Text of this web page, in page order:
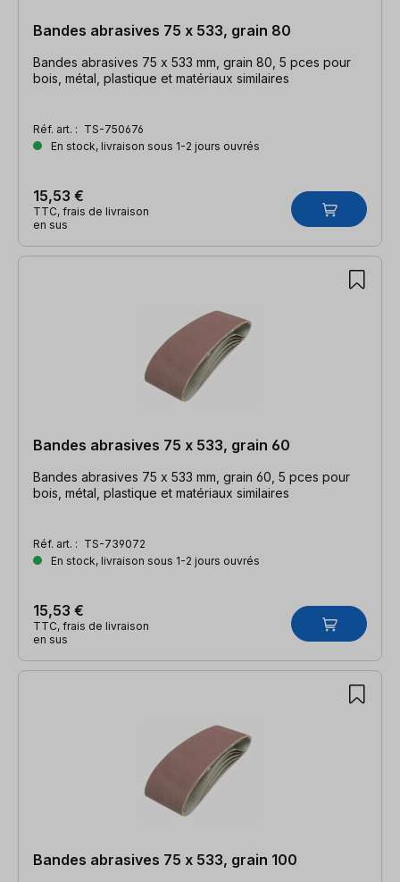
Bandes abrasives 75 x 533, grain 80
Bandes abrasives 75 x 533 mm, grain 80, 5 pces pour
bois, métal, plastique et matériaux similaires
Réf. art. : TS-750676
En stock, livraison sous 1-2 jours ouvrés
15,53 €
TTC, frais de livraison
en sus
Bandes abrasives 75 x 533, grain 60
Bandes abrasives 75 x 533 mm, grain 60, 5 pces pour
bois, métal, plastique et matériaux similaires
Réf. art. : TS-739072
En stock, livraison sous 1-2 jours ouvrés
15,53 €
TTC, frais de livraison
en sus
Bandes abrasives 75 x 533, grain 100